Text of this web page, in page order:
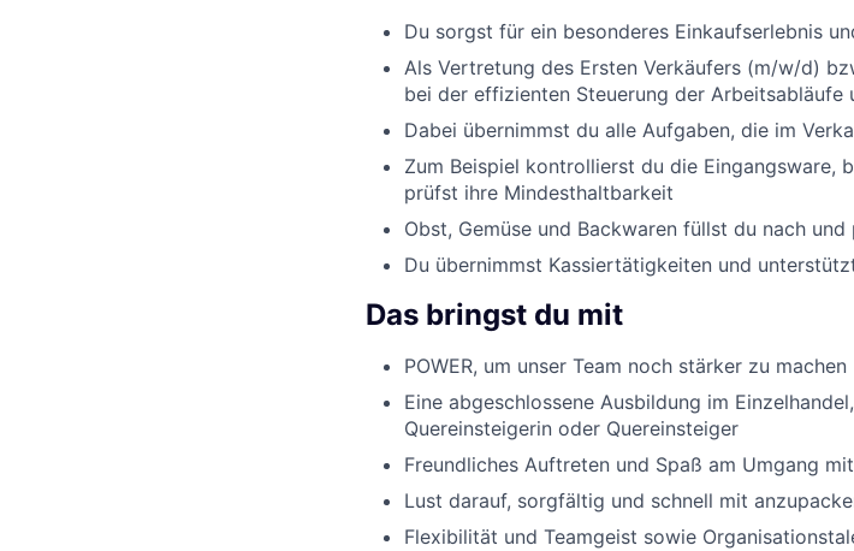
Du sorgst für ein besonderes Einkaufserlebnis
Als Vertretung des Ersten Verkäufers (m/w/d)
bei der effizienten Steuerung der Arbeitsabläufe
Dabei übernimmst du alle Aufgaben, die im
Zum Beispiel kontrollierst du die Eingangsware,
prüfst ihre Mindesthaltbarkeit
Obst, Gemüse und Backwaren füllst du nach
Du übernimmst Kassiertätigkeiten und
Das bringst du mit
POWER, um unser Team noch stärker zu machen
Eine abgeschlossene Ausbildung im
Quereinsteigerin oder Quereinsteiger
Freundliches Auftreten und Spaß am Umgang
Lust darauf, sorgfältig und schnell mit
Flexibilität und Teamgeist sowie